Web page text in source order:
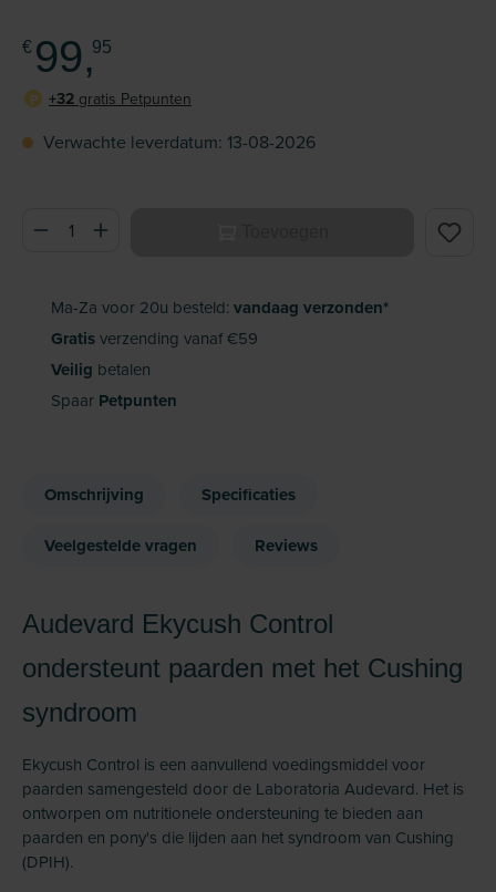
Verwachte leverdatum: 13-08-2026
€ 99,95
Producthoeveelheid: Voer de gewenste hoeveelheid in of
P +32 gratis Petpunten
Ma-Za voor 20u besteld: vandaag verzonden*
Gratisverzending vanaf €59
Veilig betalen
Spaar Petpunten
Omschrijving Specificaties
Veelgestelde vragen Reviews
Audevard Ekycush Control
ondersteunt paarden met het Cushing
syndroom
Ekycush Control is een aanvullend voedingsmiddel voor
paarden samengesteld door de Laboratoria Audevard. Het is
ontworpen om nutritionele ondersteuning te bieden aan
paarden en pony's die lijden aan het syndroom van Cushing
(DPIH).